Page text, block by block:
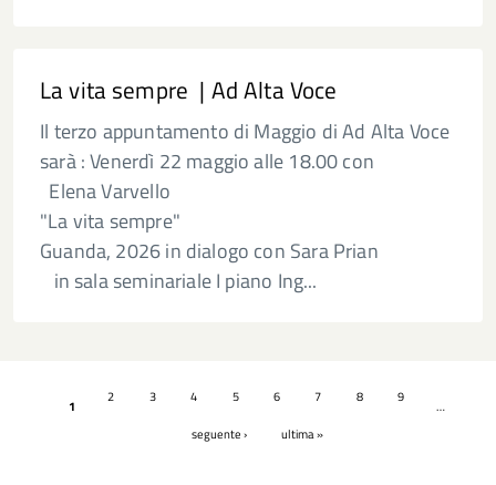
La vita sempre | Ad Alta Voce
Il terzo appuntamento di Maggio di Ad Alta Voce
sarà : Venerdì 22 maggio alle 18.00 con
Elena Varvello
"La vita sempre"
Guanda, 2026 in dialogo con Sara Prian
in sala seminariale I piano Ing...
1
2 3 4 5 6 7 8 9
…
seguente ›
ultima »